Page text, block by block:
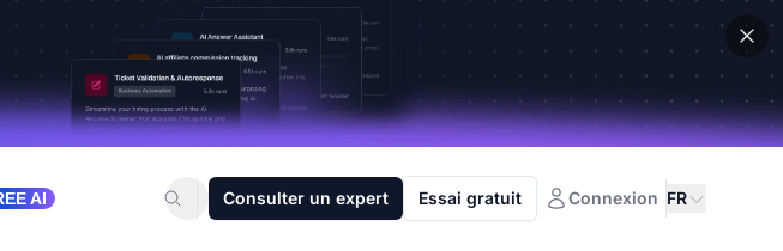
AI Consulter un expert Essai gratuit Connexion FR